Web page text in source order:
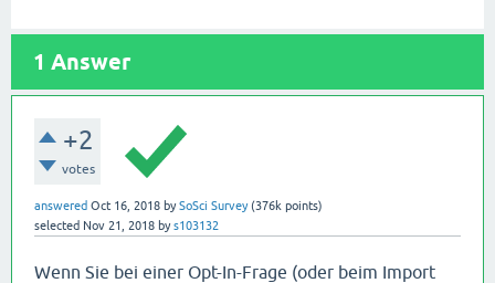
1 Answer
+2
votes
answered Oct 16, 2018 bySoSci Survey (376k points)
selected Nov 21, 2018 bys103132
Wenn Sie bei einer Opt-In-Frage (oder beim Import